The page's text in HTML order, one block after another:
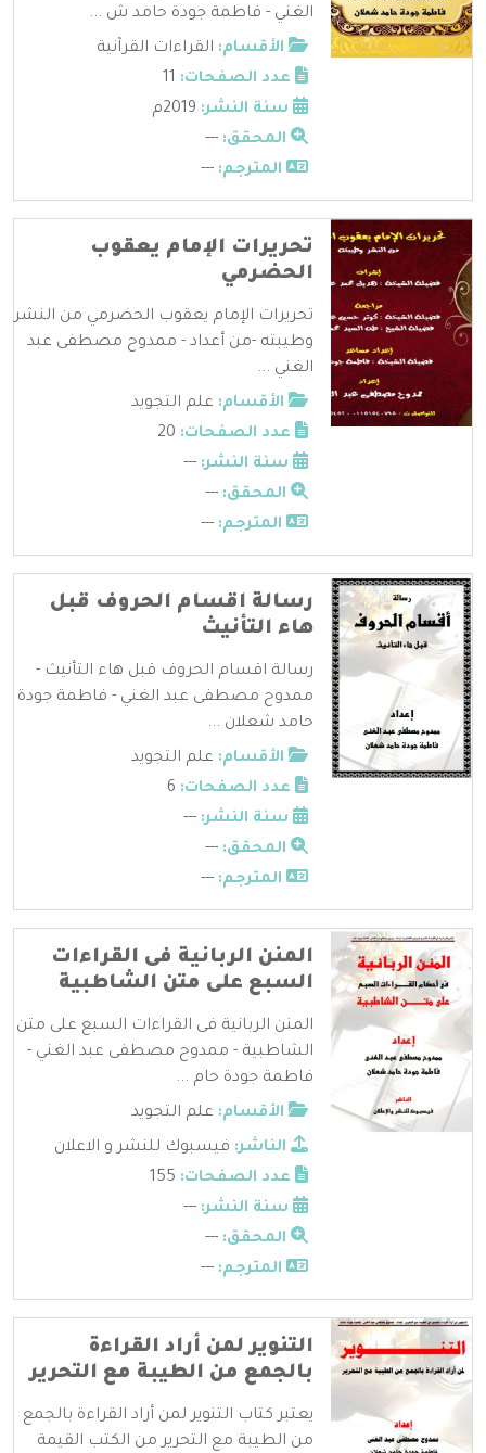
الغني - فاطمة جودة حامد ش ...
الأقسام: القراءات القرآنية
عدد الصفحات:
سنة النشر:
المحقق: ---
المترجم: ---
تحريرات الإمام يعقوب
الحضرمي
تحريرات الإمام يعقوب الحضرمي من النشر
وطيبته -من أعداد - ممدوح مصطفى عبد
الغني ...
الأقسام: علم التجويد
عدد الصفحات:
سنة النشر: ---
المحقق: ---
المترجم: ---
رسالة اقسام الحروف قبل
هاء التأنيث
رسالة اقسام الحروف قبل هاء التأنيث -
ممدوح مصطفى عبد الغني - فاطمة جودة
حامد شعلان ...
الأقسام: علم التجويد
عدد الصفحات:
سنة النشر: ---
المحقق: ---
المترجم: ---
المنن الربانية فى القراءات
السبع على متن الشاطبية
المنن الربانية فى القراءات السبع على متن
الشاطبية - ممدوح مصطفى عبد الغني -
فاطمة جودة حام ...
الأقسام: علم التجويد
الناشر: فيسبوك للنشر و الاعلان
عدد الصفحات:
سنة النشر: ---
المحقق: ---
المترجم: ---
التنوير لمن أراد القراءة
بالجمع من الطيبة مع التحرير
يعتبر كتاب التنوير لمن أراد القراءة بالجمع
من الطيبة مع التحرير من الكتب القيمة